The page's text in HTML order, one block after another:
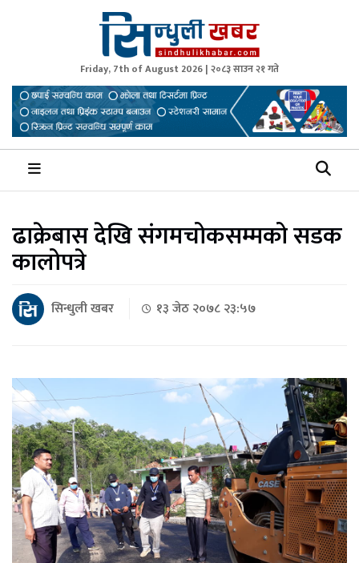
Sindhuli Khabar
News from Sindhuli Nepal
Friday, 7th of August 2026 | २०८३ साउन २१ गते
ढाक्रेबास देखि संगमचोकसम्मको सडक
कालोपत्रे
सिन्धुली खबर १३ जेठ २०७८ २३:५७